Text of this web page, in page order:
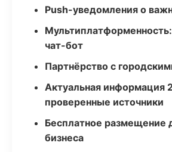
Push-уведомления о
Мультиплатформенность:
чат-бот
Партнёрство с
Актуальная информация
проверенные источники
Бесплатное размещение
бизнеса